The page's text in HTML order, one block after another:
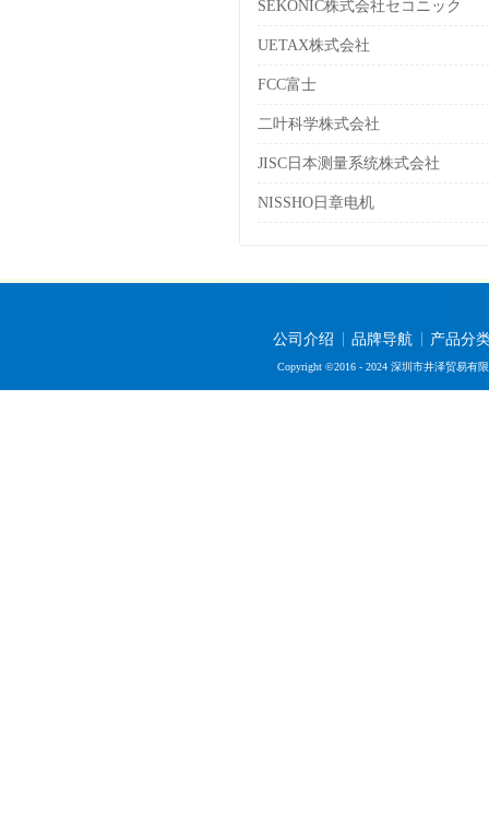
SEKONIC株式会社セコニック
UETAX株式会社
FCC富士
二叶科学株式会社
JISC日本测量系统株式会社
NISSHO日章电机
公司介绍 品牌导航 产品分
Copyright ©2016 - 2024 深圳市井泽贸易有